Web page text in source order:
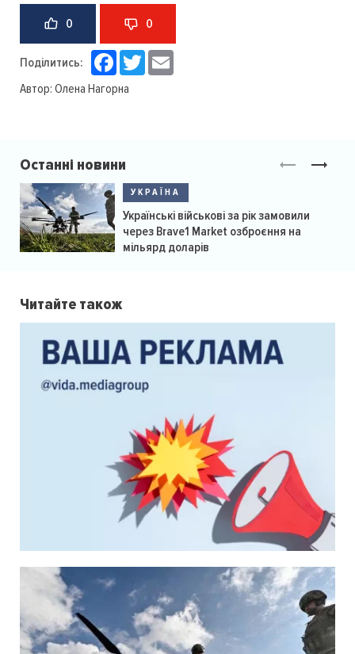
0 0
Поділитись: Facebook
Twitter
Автор: Олена Нагорна
Останні новини
УКРАЇНА
Українські військові за рік замовили
через Brave1 Market озброєння на
мільярд доларів
Читайте також